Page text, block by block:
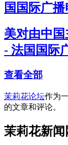
国国际广播
美对由中
- 法国国际
查看全部
茉莉花论坛作为
的文章和评论。
茉莉花新闻